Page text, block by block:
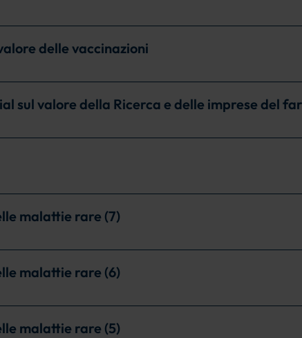
delle vaccinazioni
sul valore della Ricerca e delle imprese del
malattie rare (7)
malattie rare (6)
malattie rare (5)